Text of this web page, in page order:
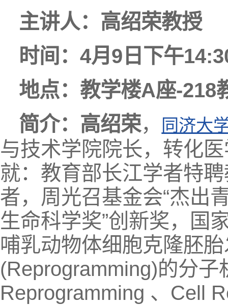
主讲人：高绍荣教授
时间：4月 9 日下午
地点：教学楼A座-218
简介： 高绍荣， 同济大
与技术学院院长，转化
就：教育部长江学者特
者，周光召基金会“杰出
生命科学奖”创新奖，国
哺乳动物体细胞克隆胚
(Reprogramming)的分
Reprogramming 、Cell